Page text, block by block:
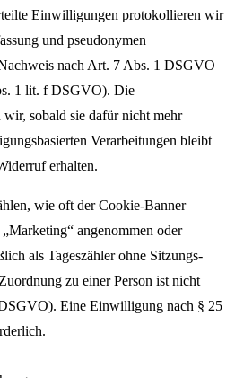
Einwilligungen protokollieren wir
und pseudonymen
nach Art. 7 Abs. 1 DSGVO
1 lit. f DSGVO). Die
sobald sie dafür nicht mehr
Verarbeitungen bleibt
erhalten.
wie oft der Cookie-Banner
angenommen oder
als Tageszähler ohne Sitzungs-
zu einer Person ist nicht
Eine Einwilligung nach § 25